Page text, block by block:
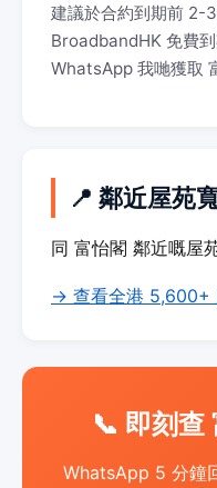
建議於合約到期前 2-
BroadbandHK 免費
WhatsApp 我哋獲取
📍 鄰近屋苑
同 富怡閣 鄰近嘅屋
→ 查看全港 5,600+
📞 即刻查
WhatsApp 5 分鐘